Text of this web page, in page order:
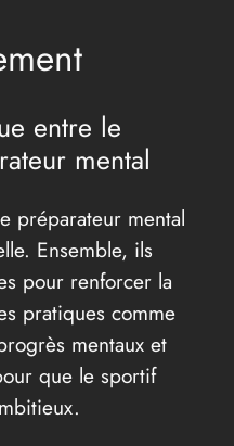
entre le
mental
préparateur mental
Ensemble, ils
pour renforcer la
pratiques comme
mentaux et
que le sportif